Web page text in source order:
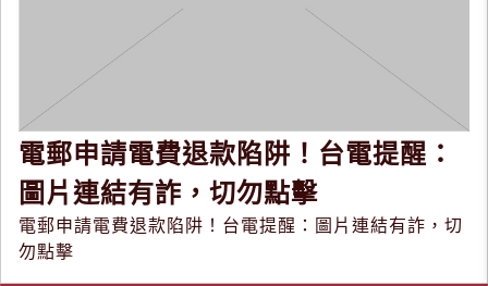
電郵申請電費退款陷阱！台電提醒：
圖片連結有詐，切勿點擊
電郵申請電費退款陷阱！台電提醒：圖片連結有詐，切
勿點擊